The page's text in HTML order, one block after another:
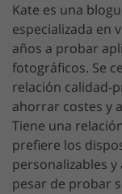
Kate es una
especializada en
años a probar
fotográficos. Se
relación calidad-
ahorrar costes y
Tiene una
prefiere los
personalizables y
pesar de probar